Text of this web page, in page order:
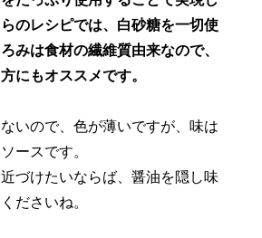
のレシピでは、白砂糖を一切使
みは食材の繊維質由来なので、
にもオススメです。
いので、色が薄いですが、味は
ースです。
づけたいならば、醤油を隠し味
ださいね。